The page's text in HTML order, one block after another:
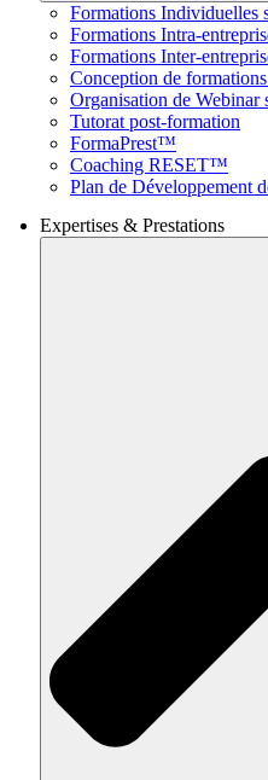
Formations Individuelles
Formations Intra-
Formations Inter-
Conception de
Organisation de Webinar
Tutorat post-formation
FormaPrest™
Coaching RESET™
Plan de Développement
Expertises & Prestations